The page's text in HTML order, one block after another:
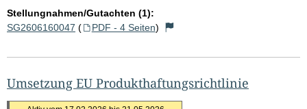
Stellungnahmen/Gutachten (1):
SG2606160047 ( PDF - 4 Seiten)
Umsetzung EU Produkthaftungsrichtlinie